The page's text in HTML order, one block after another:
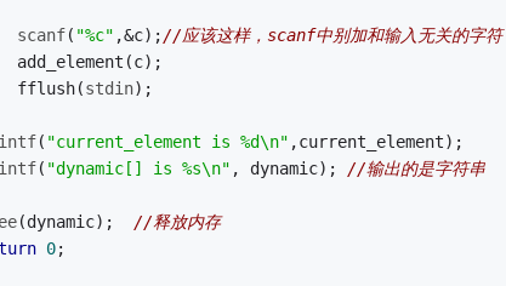
scanf( "%c" ,&c);//应该这样，scanf中别加和输入无关的字符
add_element(c);
fflush(
stdin);
( "current_element is %d\n" ,current_element);
( "dynamic[] is %s\n" , dynamic); //输出的是字符串
(dynamic);
0;